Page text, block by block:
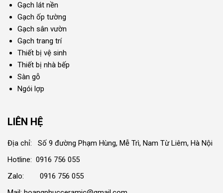
Gạch lát nền
Gạch ốp tường
Gạch sân vườn
Gạch trang trí
Thiết bị vệ sinh
Thiết bị nhà bếp
Sàn gỗ
Ngói lợp
LIÊN HỆ
Địa chỉ: Số 9 đường Phạm Hùng, Mễ Trì, Nam Từ Liêm, Hà Nội
Hotline: 0916 756 055
Zalo: 0916 756 055